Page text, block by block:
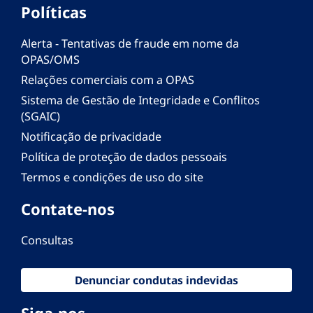
Políticas
Alerta - Tentativas de fraude em nome da
OPAS/OMS
Relações comerciais com a OPAS
Sistema de Gestão de Integridade e Conflitos
(SGAIC)
Notificação de privacidade
Política de proteção de dados pessoais
Termos e condições de uso do site
Contate-nos
Consultas
Denunciar condutas indevidas